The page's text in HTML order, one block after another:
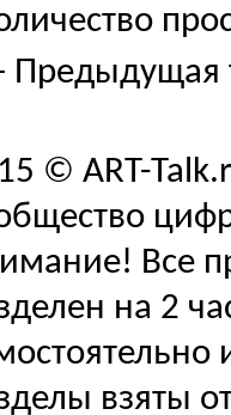
© ART-
Все
на 2
взяты